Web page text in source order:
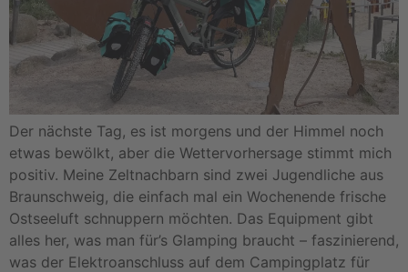
Der nächste Tag, es ist morgens und der Himmel noch
etwas bewölkt, aber die Wettervorhersage stimmt mich
positiv. Meine Zeltnachbarn sind zwei Jugendliche aus
Braunschweig, die einfach mal ein Wochenende frische
Ostseeluft schnuppern möchten. Das Equipment gibt
alles her, was man für’s Glamping braucht – faszinierend,
was der Elektroanschluss auf dem Campingplatz für